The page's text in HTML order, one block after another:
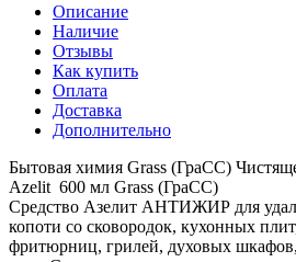
Описание
Наличие
Отзывы
Как купить
Оплата
Доставка
Дополнительно
Бытовая химия Grass (ГраСС)
Azelit 600 мл Grass (ГраСС)
Средство Азелит АНТИЖИР для
копоти со сковородок, кухонных
фритюрниц, грилей, духовых